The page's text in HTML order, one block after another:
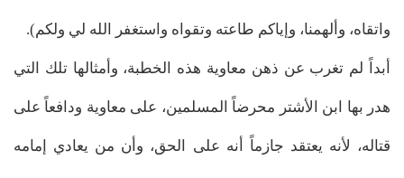
واتقاه، وألهمنا، وإياكم طاعته وتقواه واستغفر الله لي ولكم).
أبداً لم تغرب عن ذهن معاوية هذه الخطبة، وأمثالها تلك التي
هدر بها ابن الأشتر محرضاً المسلمين، على معاوية ودافعاً على
قتاله، لأنه يعتقد جازماً أنه على الحق، وأن من يعادي إمامه